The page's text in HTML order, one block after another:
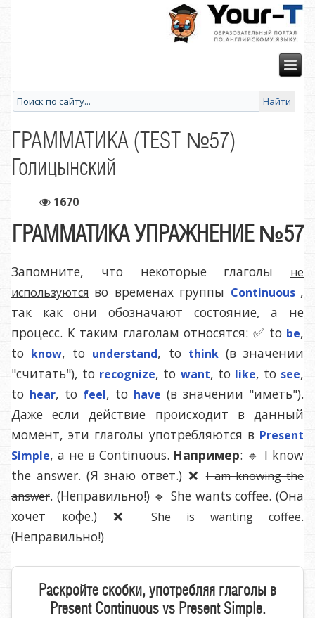
ГРАММАТИКА (TEST №57)
Голицынский
1670
ГРАММАТИКА УПРАЖНЕНИЕ №57
Запомните, что некоторые глаголы не
используются во временах группы Continuous ,
так как они обозначают состояние, а не
процесс. К таким глаголам относятся: ✅ to be,
to know, to understand, to think(в значении
"считать"), to recognize, to want, to like, to see,
to hear, to feel, to have (в значении "иметь").
Даже если действие происходит в данный
момент, эти глаголы употребляются в Present
Simple, а не в Continuous. Например: 🔹 I know
the answer. (Я знаю ответ.) ❌I am knowing the
answer. (Неправильно!) 🔹 She wants coffee. (Она
хочет кофе.) ❌She is wanting coffee.
(Неправильно!)
Раскройте скобки, употребляя глаголы в
Present Continuous vs Present Simple.